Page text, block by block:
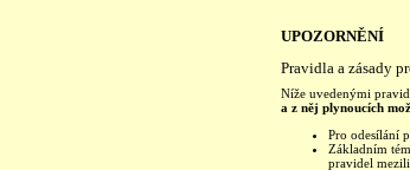
UPOZORNĚNÍ
Pravidla a zásady
Níže uvedenými
a z něj plynoucích
Pro odesílání
Základním
pravidel